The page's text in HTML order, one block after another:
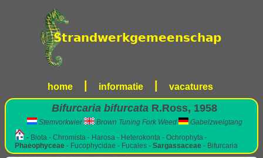
home informatie vacatures
Bifurcaria bifurcata R.Ross, 1958
Stemvorkwier Brown Tuning Fork Weed
Gabelzweigtang
- Biota - Chromista - Harosa - Heterokonta - Ochrophyta -
Phaeophyceae - Fucophycidae - Fucales - Sargassaceae - Bifurcaria